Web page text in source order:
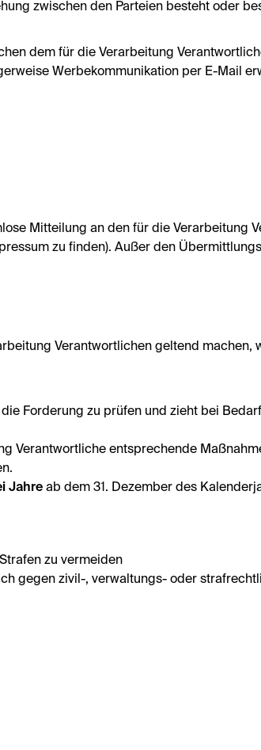
zwischen den Parteien besteht oder
dem für die Verarbeitung
Werbekommunikation per E-Mail
Mitteilung an den für die Verarbeitung
zu finden). Außer den
Verantwortlichen geltend machen,
Forderung zu prüfen und zieht bei
Verantwortliche entsprechende
Jahre ab dem 31. Dezember des
zu vermeiden
gegen zivil-, verwaltungs- oder